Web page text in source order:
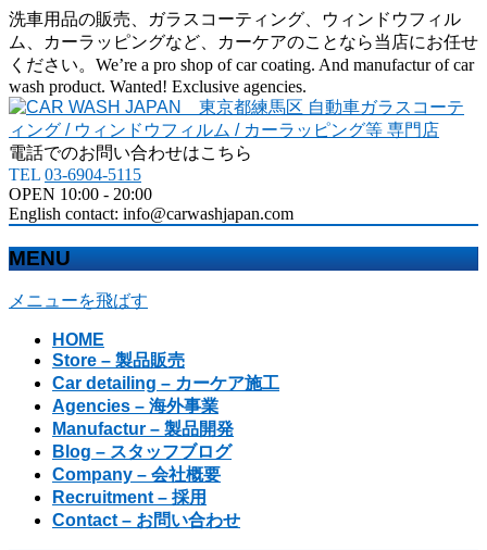
洗車用品の販売、ガラスコーティング、ウィンドウフィル
ム、カーラッピングなど、カーケアのことなら当店にお任せ
ください。We’re a pro shop of car coating. And manufactur of car
wash product. Wanted! Exclusive agencies.
電話でのお問い合わせはこちら
TEL 03-6904-5115
OPEN 10:00 - 20:00
English contact: info@carwashjapan.com
MENU
メニューを飛ばす
HOME
Store – 製品販売
Car detailing – カーケア施工
Agencies – 海外事業
Manufactur – 製品開発
Blog – スタッフブログ
Company – 会社概要
Recruitment – 採用
Contact – お問い合わせ